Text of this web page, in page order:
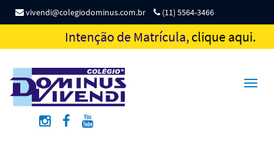
vivendi@colegiodominus.com.br (11) 5564-3466
Intenção de Matrícula,clique aqui.
Toggle